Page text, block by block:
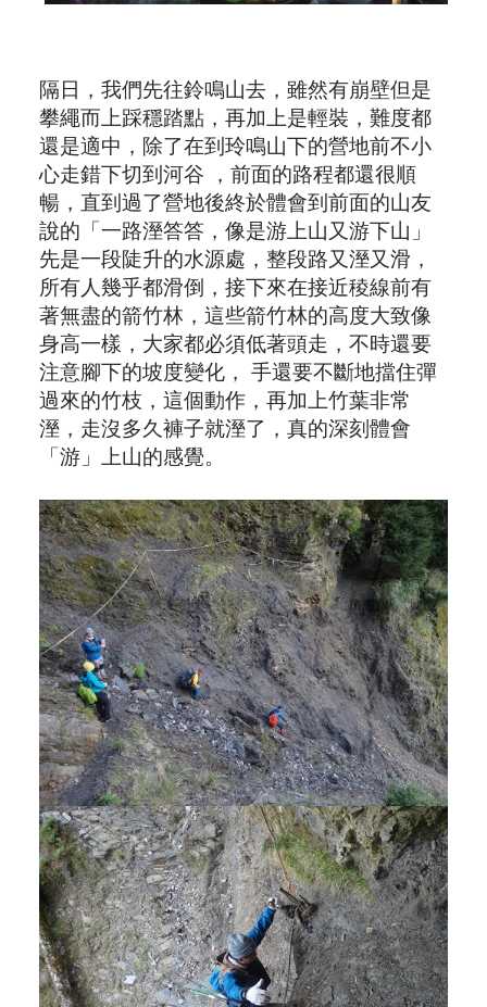
隔日，我們先往鈴鳴山去，雖然有崩壁但是
攀繩而上踩穩踏點，再加上是輕裝，難度都
還是適中，除了在到玲鳴山下的營地前不小
心走錯下切到河谷 ，前面的路程都還很順
暢，直到過了營地後終於體會到前面的山友
說的「一路溼答答，像是游上山又游下山」
先是一段陡升的水源處，整段路又溼又滑，
所有人幾乎都滑倒，接下來在接近稜線前有
著無盡的箭竹林，這些箭竹林的高度大致像
身高一樣，大家都必須低著頭走，不時還要
注意腳下的坡度變化， 手還要不斷地擋住彈
過來的竹枝，這個動作，再加上竹葉非常
溼，走沒多久褲子就溼了，真的深刻體會
「游」上山的感覺。